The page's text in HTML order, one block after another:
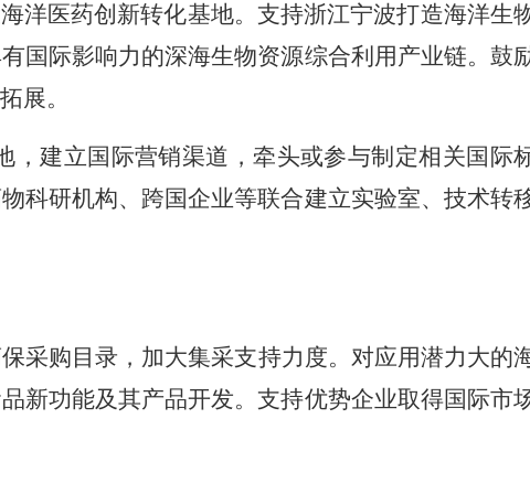
洋医药创新转化基地。支持浙江宁波打造海洋生
国际影响力的深海生物资源综合利用产业链。鼓
展。
，建立国际营销渠道，牵头或参与制定相关国际
科研机构、跨国企业等联合建立实验室、技术转
采购目录，加大集采支持力度。对应用潜力大的
新功能及其产品开发。支持优势企业取得国际市